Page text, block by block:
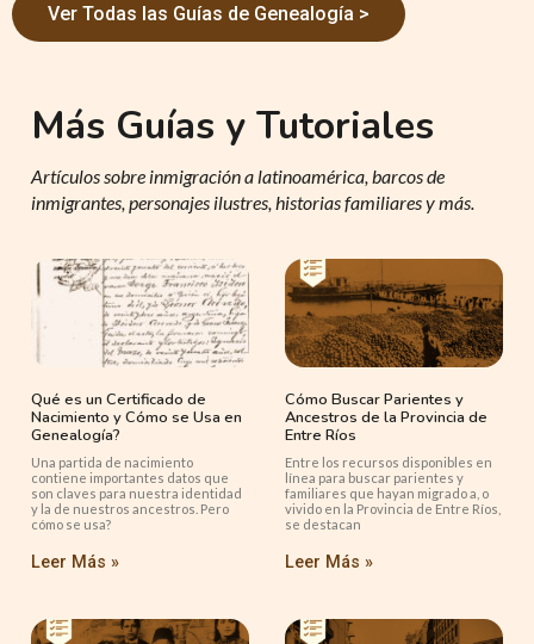
Ver Todas las Guías de Genealogía >
Más Guías y Tutoriales
Artículos sobre inmigración a latinoamérica, barcos de
inmigrantes, personajes ilustres, historias familiares y más.
Qué es un Certificado de
Nacimiento y Cómo se Usa en
Genealogía?
Una partida de nacimiento
contiene importantes datos que
son claves para nuestra identidad
y la de nuestros ancestros. Pero
cómo se usa?
Leer Más »
Cómo Buscar Parientes y
Ancestros de la Provincia de
Entre Ríos
Entre los recursos disponibles en
línea para buscar parientes y
familiares que hayan migrado a, o
vivido en la Provincia de Entre Ríos,
se destacan
Leer Más »